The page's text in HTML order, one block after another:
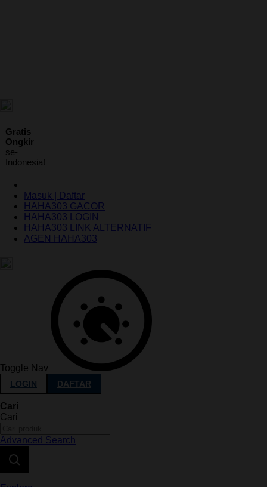
Gratis
Ongkir
se-
Indonesia!
Masuk | Daftar
HAHA303 GACOR
HAHA303 LOGIN
HAHA303 LINK ALTERNATIF
AGEN HAHA303
Toggle Nav
LOGIN DAFTAR
Cari
Cari
Advanced Search